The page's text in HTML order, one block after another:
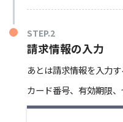
STEP.2
請求情報の入力
あとは請求情報を入力
カード番号、有効期限